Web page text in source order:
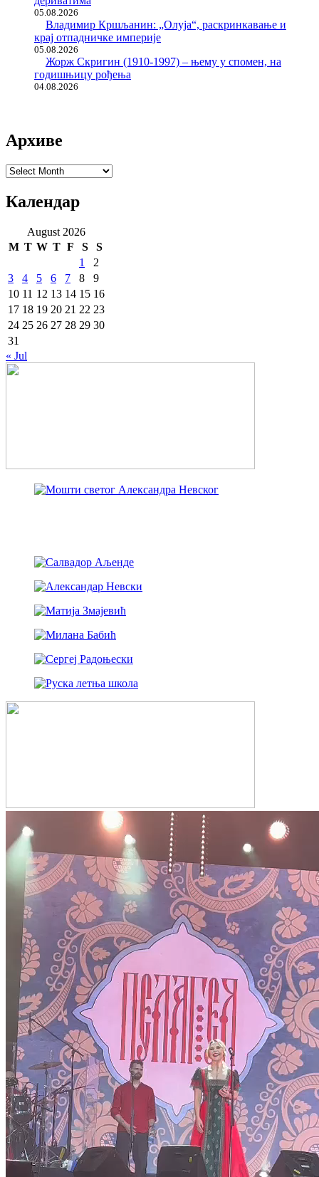
05.08.2026
Владимир Кршљанин: „Олуја“, раскринкавање и
крај отпадничке империје
05.08.2026
Жорж Скригин (1910-1997) – њему у спомен, на
годишњицу рођења
04.08.2026
Архиве
Архиве
Календар
August 2026
M T W T F S
S
1
2
3
4 5 6 7 8
9
10 11 12 13 14 15 16
17 18 19 20 21 22 23
24 25 26 27 28 29 30
31
« Jul